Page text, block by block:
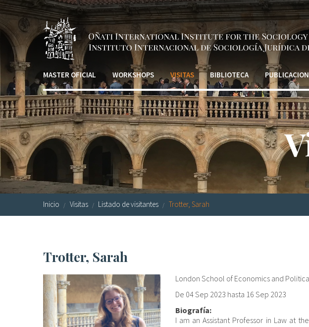
Pasar al contenido principal
MASTER OFICIAL WORKSHOPS VISITAS BIBLIOTECA
Inicio Visitas Listado de visitantes Trotter, Sarah
Trotter, Sarah
London School of Economics and
De 04 Sep 2023 hasta 16 Sep 2023
Biografía:
I am an Assistant Professor in Law at